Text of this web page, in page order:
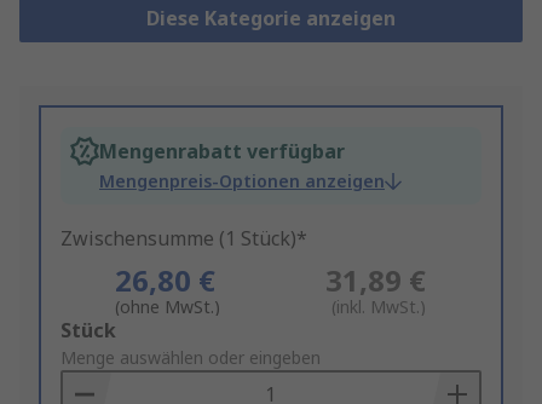
Diese Kategorie anzeigen
Mengenrabatt verfügbar
Mengenpreis-Optionen anzeigen
Zwischensumme (1 Stück)*
26,80 €
(ohne MwSt.)
31,89 €
(inkl. MwSt.)
Add
to
Basket
Stück
Menge auswählen oder eingeben